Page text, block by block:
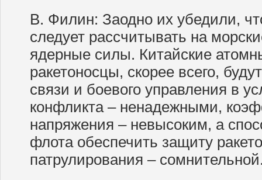
В. Филин: Заодно их убедили,
следует рассчитывать на
ядерные силы. Китайские
ракетоносцы, скорее всего,
связи и боевого управления в
конфликта – ненадежными,
напряжения – невысоким, а
флота обеспечить защиту
патрулирования –